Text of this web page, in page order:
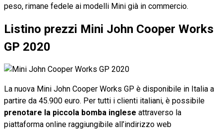
peso, rimane fedele ai modelli Mini già in commercio.
Listino prezzi Mini John Cooper Works
GP 2020
La nuova Mini John Cooper Works GP è disponibile in Italia a
partire da 45.900 euro. Per tutti i clienti italiani, è possibile
prenotare la piccola bomba inglese attraverso la
piattaforma online raggiungibile all’indirizzo web